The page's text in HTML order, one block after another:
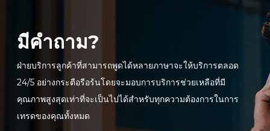
มีคำถาม?
ฝ่ายบริการลูกค้าที่สามารถพูดได้หลายภาษาจะให้บริการตลอด
24/5 อย่างกระตือรือร้นโดยจะมอบการบริการช่วยเหลือที่มี
คุณภาพสูงสุดเท่าที่จะเป็นไปได้สำหรับทุกความต้องการในการ
เทรดของคุณทั้งหมด